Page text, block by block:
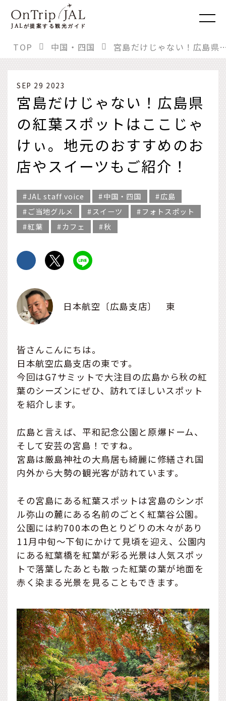
JALが提案する観光ガイド
TOP 中国・四国 宮島だけじゃない！広島県の紅葉スポットはここ
SEP 29 2023
宮島だけじゃない！広島県
の紅葉スポットはここじゃ
けぃ。地元のおすすめのお
店やスイーツもご紹介！
JAL staff voice 中国・四国
広島
ご当地グルメ
スイーツ
フォトスポット
紅葉
カフェ 秋
日本航空〔広島支店〕 東
皆さんこんにちは。
日本航空広島支店の東です。
今回はG7サミットで大注目の広島から秋の紅
葉のシーズンにぜひ、訪れてほしいスポット
を紹介します。
広島と言えば、平和記念公園と原爆ドーム、
そして安芸の宮島！ですね。
宮島は厳島神社の大鳥居も綺麗に修繕され国
内外から大勢の観光客が訪れています。
その宮島にある紅葉スポットは宮島のシンボ
ル弥山の麓にある名前のごとく紅葉谷公園。
公園には約700本の色とりどりの木々があり
11月中旬～下旬にかけて見頃を迎え、公園内
にある紅葉橋を紅葉が彩る光景は人気スポッ
トで落葉したあとも散った紅葉の葉が地面を
赤く染まる光景を見ることもできます。